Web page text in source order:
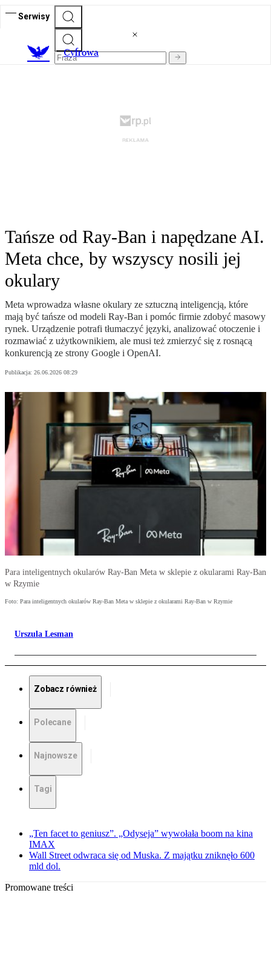
Serwisy
Cyfrowa
Tańsze od Ray-Ban i napędzane AI.
Meta chce, by wszyscy nosili jej
okulary
Meta wprowadza własne okulary ze sztuczną inteligencją, które
mają być tańsze od modeli Ray-Ban i pomóc firmie zdobyć masowy
rynek. Urządzenie potrafi tłumaczyć języki, analizować otoczenie i
rozmawiać z użytkownikiem, ale musi też zmierzyć się z rosnącą
konkurencją ze strony Google i OpenAI.
Publikacja: 26.06.2026 08:29
Para inteligentnych okularów Ray-Ban Meta w sklepie z okularami Ray-Ban
w Rzymie
Foto: Para inteligentnych okularów Ray-Ban Meta w sklepie z okularami Ray-Ban w Rzymie
Urszula Lesman
Zobacz również
Polecane
Najnowsze
Tagi
„Ten facet to geniusz”. „Odyseja” wywołała boom na kina
IMAX
Wall Street odwraca się od Muska. Z majątku zniknęło 600
mld dol.
Promowane treści